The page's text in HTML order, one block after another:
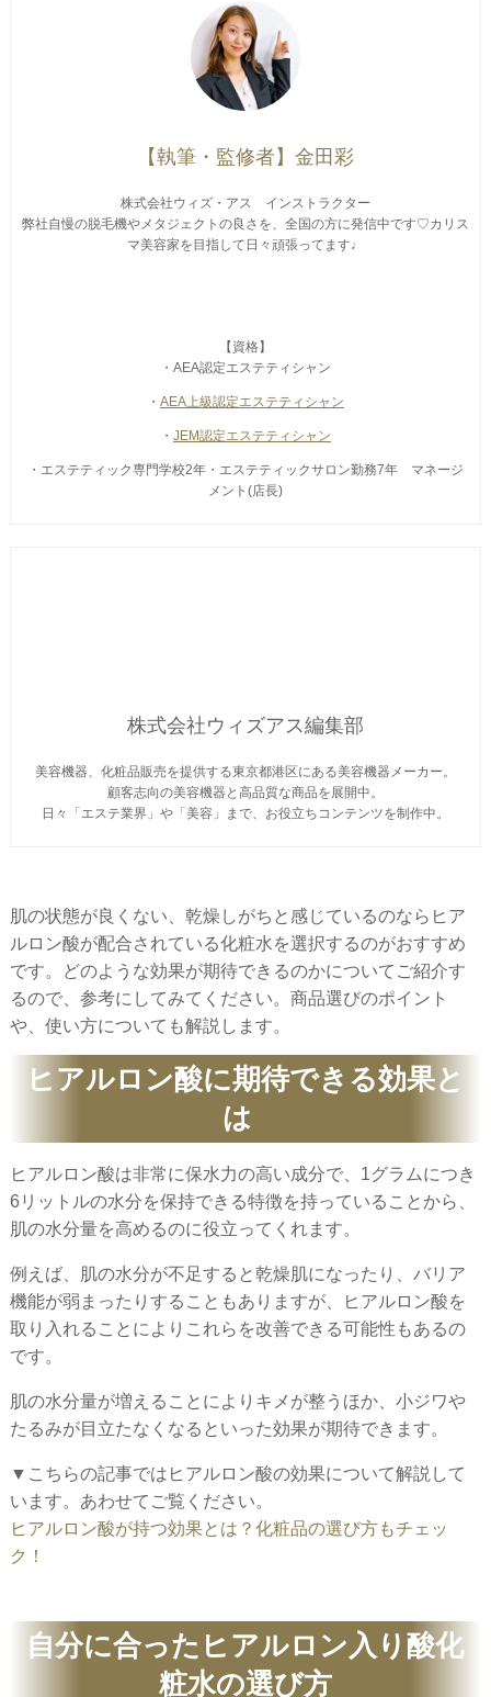
金田彩
株式会社ウィズ・アス インストラクター
弊社自慢の脱毛機やメタジェクトの良さを、全国の方に発信中です♡カリス
マ美容家を目指して日々頑張ってます♩
【資格】
・AEA認定エステティシャン
・ AEA上級認定エステティシャン
・ JEM認定エステティシャン
・エステティック専門学校2年・エステティックサロン勤務7年 マネージ
メント(店長)
株式会社ウィズアス編集部
美容機器、化粧品販売を提供する東京都港区にある美容機器メーカー。
顧客志向の美容機器と高品質な商品を展開中。
日々「エステ業界」や「美容」まで、お役立ちコンテンツを制作中。
肌の状態が良くない、乾燥しがちと感じているのならヒア
ルロン酸が配合されている化粧水を選択するのがおすすめ
です。どのような効果が期待できるのかについてご紹介す
るので、参考にしてみてください。商品選びのポイント
や、使い方についても解説します。
ヒアルロン酸に期待できる効果と
は
ヒアルロン酸は非常に保水力の高い成分で、1グラムにつき
6リットルの水分を保持できる特徴を持っていることから、
肌の水分量を高めるのに役立ってくれます。
例えば、肌の水分が不足すると乾燥肌になったり、バリア
機能が弱まったりすることもありますが、ヒアルロン酸を
取り入れることによりこれらを改善できる可能性もあるの
です。
肌の水分量が増えることによりキメが整うほか、小ジワや
たるみが目立たなくなるといった効果が期待できます。
▼こちらの記事ではヒアルロン酸の効果について解説して
います。あわせてご覧ください。
ヒアルロン酸が持つ効果とは？化粧品の選び方もチェッ
ク！
自分に合ったヒアルロン入り酸化
粧水の選び方